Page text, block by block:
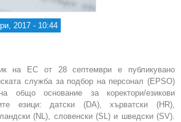
2017 - 10:44
на ЕС от 28 септември е публикувано
служба за подбор на персонал (EPSO)
общо основание за коректори/езикови
езици: датски (DA), хърватски (HR),
(NL), словенски (SL) и шведски (SV).